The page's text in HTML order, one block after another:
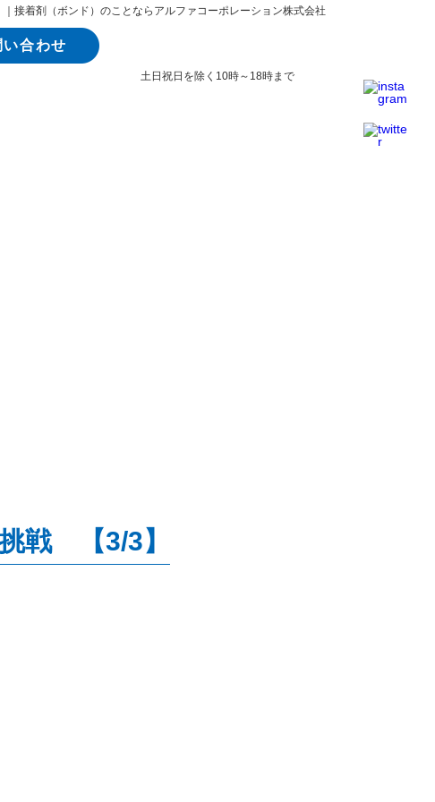
接着剤（ボンド）のことならアルファコーポレーション株式会社
い合わせ
土日祝日を除く10時～18時まで
戦 【3/3】